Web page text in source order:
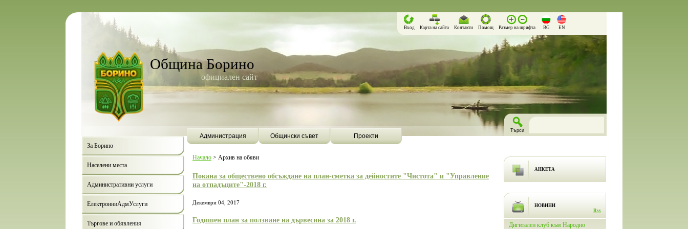
Община Борино
официален сайт
Вход Карта на сайта Контакти Помощ Размер на шрифта BG EN
Администрация Общински съвет
Проекти
За Борино
Населени места
Административни услуги
ЕлектронниАдмУслуги
Търгове и обявления
Начало > Архив на обяви
Покана за обществено обсъждане на план-сметка за дейностите "Чистота" и "Управление
на отпадъците"-2018 г.
Декември 04, 2017
Годишен план за ползване на дървесина за 2018 г.
АНКЕТА
НОВИНИ
Rss
Борино ще бъде първата община в
Дигитален клуб към Народно